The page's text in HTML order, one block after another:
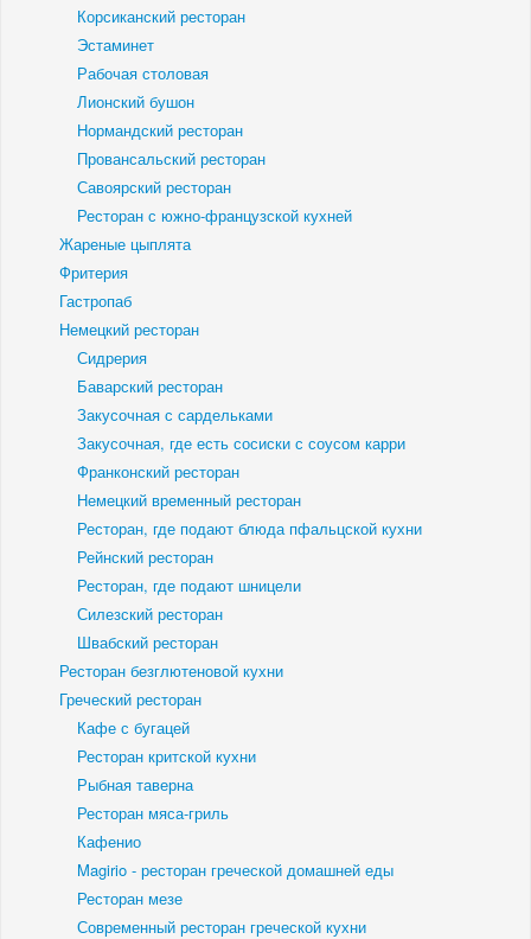
Корсиканский ресторан
Эстаминет
Рабочая столовая
Лионский бушон
Нормандский ресторан
Провансальский ресторан
Савоярский ресторан
Ресторан с южно-французской кухней
Жареные цыплята
Фритерия
Гастропаб
Немецкий ресторан
Сидрерия
Баварский ресторан
Закусочная с сардельками
Закусочная, где есть сосиски с соусом карри
Франконский ресторан
Немецкий временный ресторан
Ресторан, где подают блюда пфальцской кухни
Рейнский ресторан
Ресторан, где подают шницели
Силезский ресторан
Швабский ресторан
Ресторан безглютеновой кухни
Греческий ресторан
Кафе с бугацей
Ресторан критской кухни
Рыбная таверна
Ресторан мяса-гриль
Кафенио
Magirio - ресторан греческой домашней еды
Ресторан мезе
Современный ресторан греческой кухни